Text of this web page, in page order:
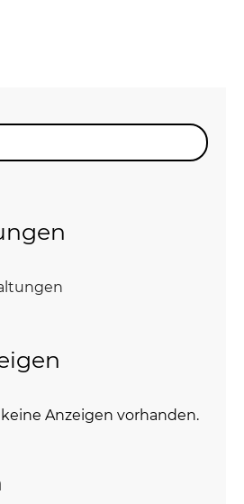
Anzeigen vorhanden.